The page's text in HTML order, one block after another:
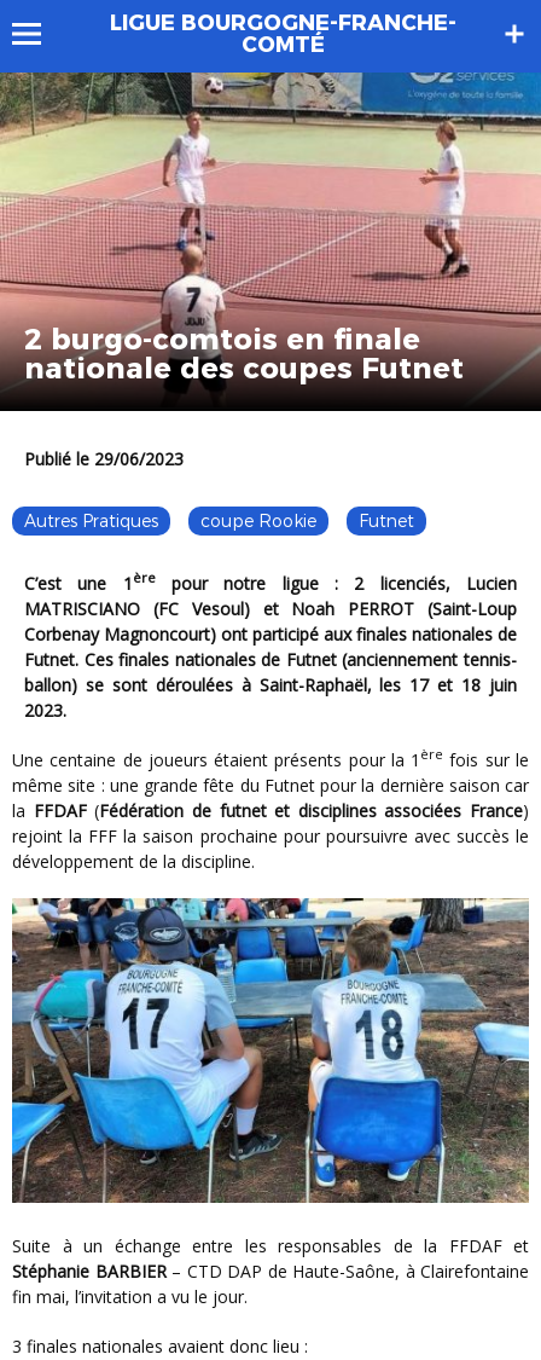
LIGUE BOURGOGNE-FRANCHE-
COMTÉ
2 burgo-comtois en finale
nationale des coupes Futnet
Publié le 29/06/2023
Autres Pratiques coupe Rookie Futnet
C’est une 1 èrepour notre ligue : 2 licenciés, Lucien
MATRISCIANO (FC Vesoul) et Noah PERROT (Saint-Loup
Corbenay Magnoncourt) ont participé aux finales nationales de
Futnet. Ces finales nationales de Futnet (anciennement tennis-
ballon) se sont déroulées à Saint-Raphaël, les 17 et 18 juin
2023.
Une centaine de joueurs étaient présents pour la 1 ère fois sur le
même site : une grande fête du Futnet pour la dernière saison car
la FFDAF(Fédération de futnet et disciplines associées France)
rejoint la FFF la saison prochaine pour poursuivre avec succès le
développement de la discipline.
Suite à un échange entre les responsables de la FFDAF et
Stéphanie BARBIER– CTD DAP de Haute-Saône, à Clairefontaine
fin mai, l’invitation a vu le jour.
3 finales nationales avaient donc lieu :